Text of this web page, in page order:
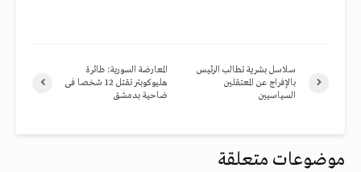
المعارضة السورية: طائرة
هليوكوبتر تقتل 12 شخصا فى
ضاحية بدمشق
سلاسل بشرية تطالب الرئيس
بالإفراج عن المعتقلين
السياسيين
موضوعات متعلقة